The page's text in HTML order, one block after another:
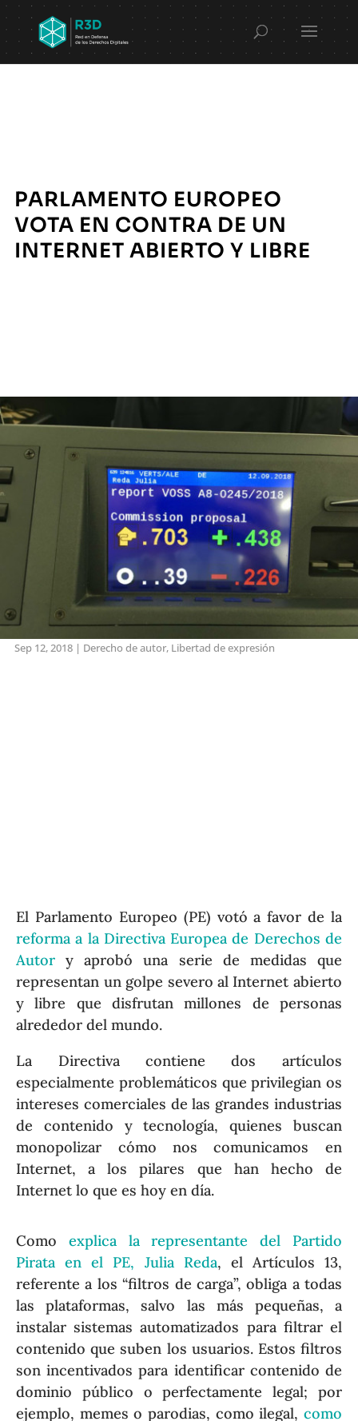
PARLAMENTO EUROPEO
VOTA EN CONTRA DE UN
INTERNET ABIERTO Y LIBRE
Sep 12, 2018| Derecho de autor, Libertad de expresión
El Parlamento Europeo (PE) votó a favor de la
reforma a la Directiva Europea de Derechos de
Autor y aprobó una serie de medidas que
representan un golpe severo al Internet abierto
y libre que disfrutan millones de personas
alrededor del mundo.
La Directiva contiene dos artículos
especialmente problemáticos que privilegian os
intereses comerciales de las grandes industrias
de contenido y tecnología, quienes buscan
monopolizar cómo nos comunicamos en
Internet, a los pilares que han hecho de
Internet lo que es hoy en día.
Como explica la representante del Partido
Pirata en el PE, Julia Reda, el Artículos 13,
referente a los “filtros de carga”, obliga a todas
las plataformas, salvo las más pequeñas, a
instalar sistemas automatizados para filtrar el
contenido que suben los usuarios. Estos filtros
son incentivados para identificar contenido de
dominio público o perfectamente legal; por
ejemplo, memes o parodias, como ilegal, como